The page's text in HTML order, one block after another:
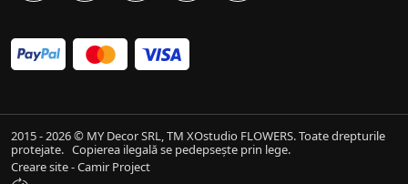
2015 - 2026 © MY Decor SRL, TM XOstudio FLOWERS. Toate drepturile
protejate. Copierea ilegală se pedepsește prin lege.
Creare site - Camir Project